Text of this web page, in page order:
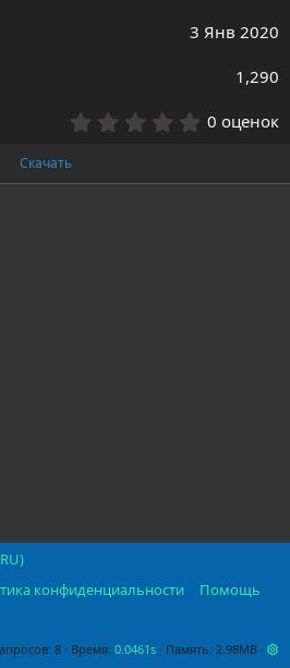
3 Янв 2020
1,290
0
0
0 оценок
Скачать
конфиденциальности
Помощь
8 Время 0.0461s Память 2.98MB